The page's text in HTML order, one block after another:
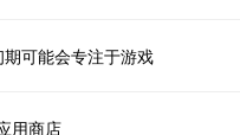
可能会专注于游戏
用商店